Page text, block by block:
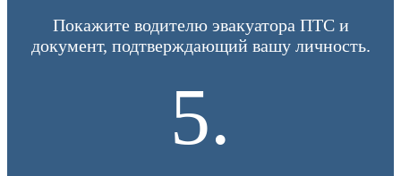
Покажите водителю эвакуатора ПТС и
документ, подтверждающий вашу личность.
5.